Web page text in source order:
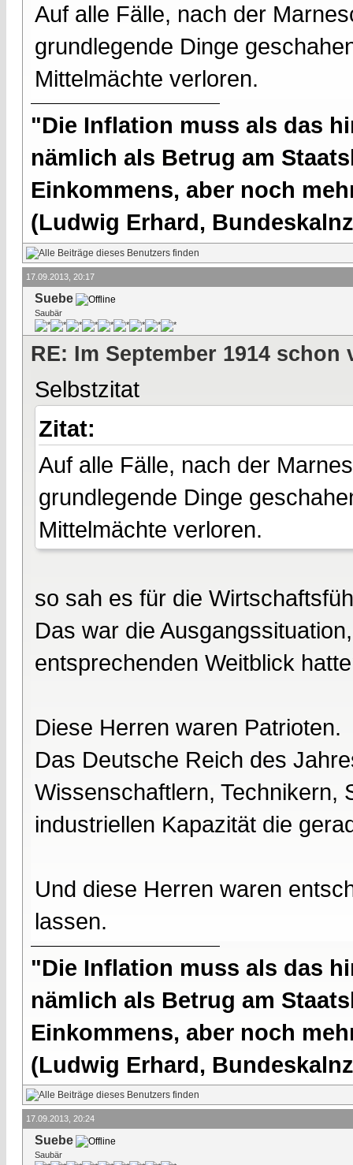
Auf alle Fälle, nach der
grundlegende Dinge
Mittelmächte verloren.
"Die Inflation muss als das
nämlich als Betrug am
Einkommens, aber noch
(Ludwig Erhard,
17.09.2013, 20:17
Suebe
Saubär
RE: Im September 1914 schon
Selbstzitat
Zitat:
Auf alle Fälle, nach der
grundlegende Dinge
Mittelmächte verloren.
so sah es für die
Das war die
entsprechenden Weitblick
Diese Herren waren Patrioten.
Das Deutsche Reich des
Wissenschaftlern, Technikern,
industriellen Kapazität die
Und diese Herren waren
lassen.
"Die Inflation muss als das
nämlich als Betrug am
Einkommens, aber noch
(Ludwig Erhard,
17.09.2013, 20:24
Suebe
Saubär